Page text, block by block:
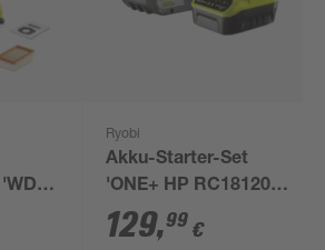
6
Ryobi
Akku-Starter-Set
'ONE+ HP RC18120-
150X' 18 V 5,0 Ah mit
Akku und Ladegerät
129,99 €